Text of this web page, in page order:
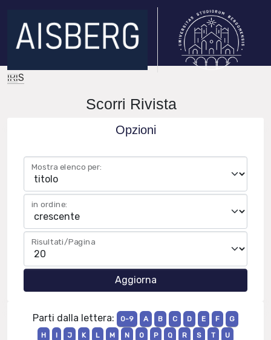
IRIS
Scorri Rivista
Opzioni
Mostra elenco per:
in ordine:
Risultati/Pagina
Parti dalla lettera: 0-9 A B C D E F
G
H
I J K L M N O P Q R S T
U